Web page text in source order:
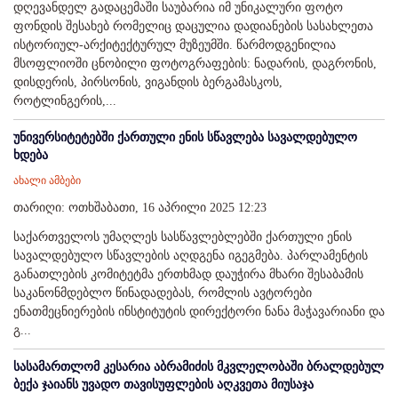
დღევანდელ გადაცემაში საუბარია იმ უნიკალური ფოტო
ფონდის შესახებ რომელიც დაცულია დადიანების სასახლეთა
ისტორიულ-არქიტექტურულ მუზეუმში. წარმოდგენილია
მსოფლიოში ცნობილი ფოტოგრაფების: ნადარის, დაგრონის,
დისდერის, პირსონის, ვიგანდის ბერგამასკოს,
როტლინგერის,...
უნივერსიტეტებში ქართული ენის სწავლება სავალდებულო
ხდება
ახალი ამბები
თარიღი: ოთხშაბათი, 16 აპრილი 2025 12:23
საქართველოს უმაღლეს სასწავლებლებში ქართული ენის
სავალდებულო სწავლების აღდგენა იგეგმება. პარლამენტის
განათლების კომიტეტმა ერთხმად დაუჭირა მხარი შესაბამის
საკანონმდებლო წინადადებას, რომლის ავტორები
ენათმეცნიერების ინსტიტუტის დირექტორი ნანა მაჭავარიანი და
გ...
სასამართლომ კესარია აბრამიძის მკვლელობაში ბრალდებულ
ბექა ჯაიანს უვადო თავისუფლების აღკვეთა მიუსაჯა